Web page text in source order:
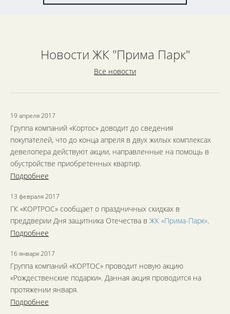
Новости ЖК "Прима Парк"
Все новости
19 апреля 2017
Группа компаний «Кортос» доводит до сведения
покупателей, что до конца апреля в двух жилых комплексах
девелопера действуют акции, направленные на помощь в
обустройстве приобретенных квартир.
Подробнее
13 февраля 2017
ГК «КОРТРОС» сообщает о праздничных скидках в
преддверии Дня защитника Отечества в ЖК «Прима-Парк».
Подробнее
16 января 2017
Группа компаний «КОРТОС» проводит новую акцию
«Рождественские подарки». Данная акция проводится на
протяжении января.
Подробнее